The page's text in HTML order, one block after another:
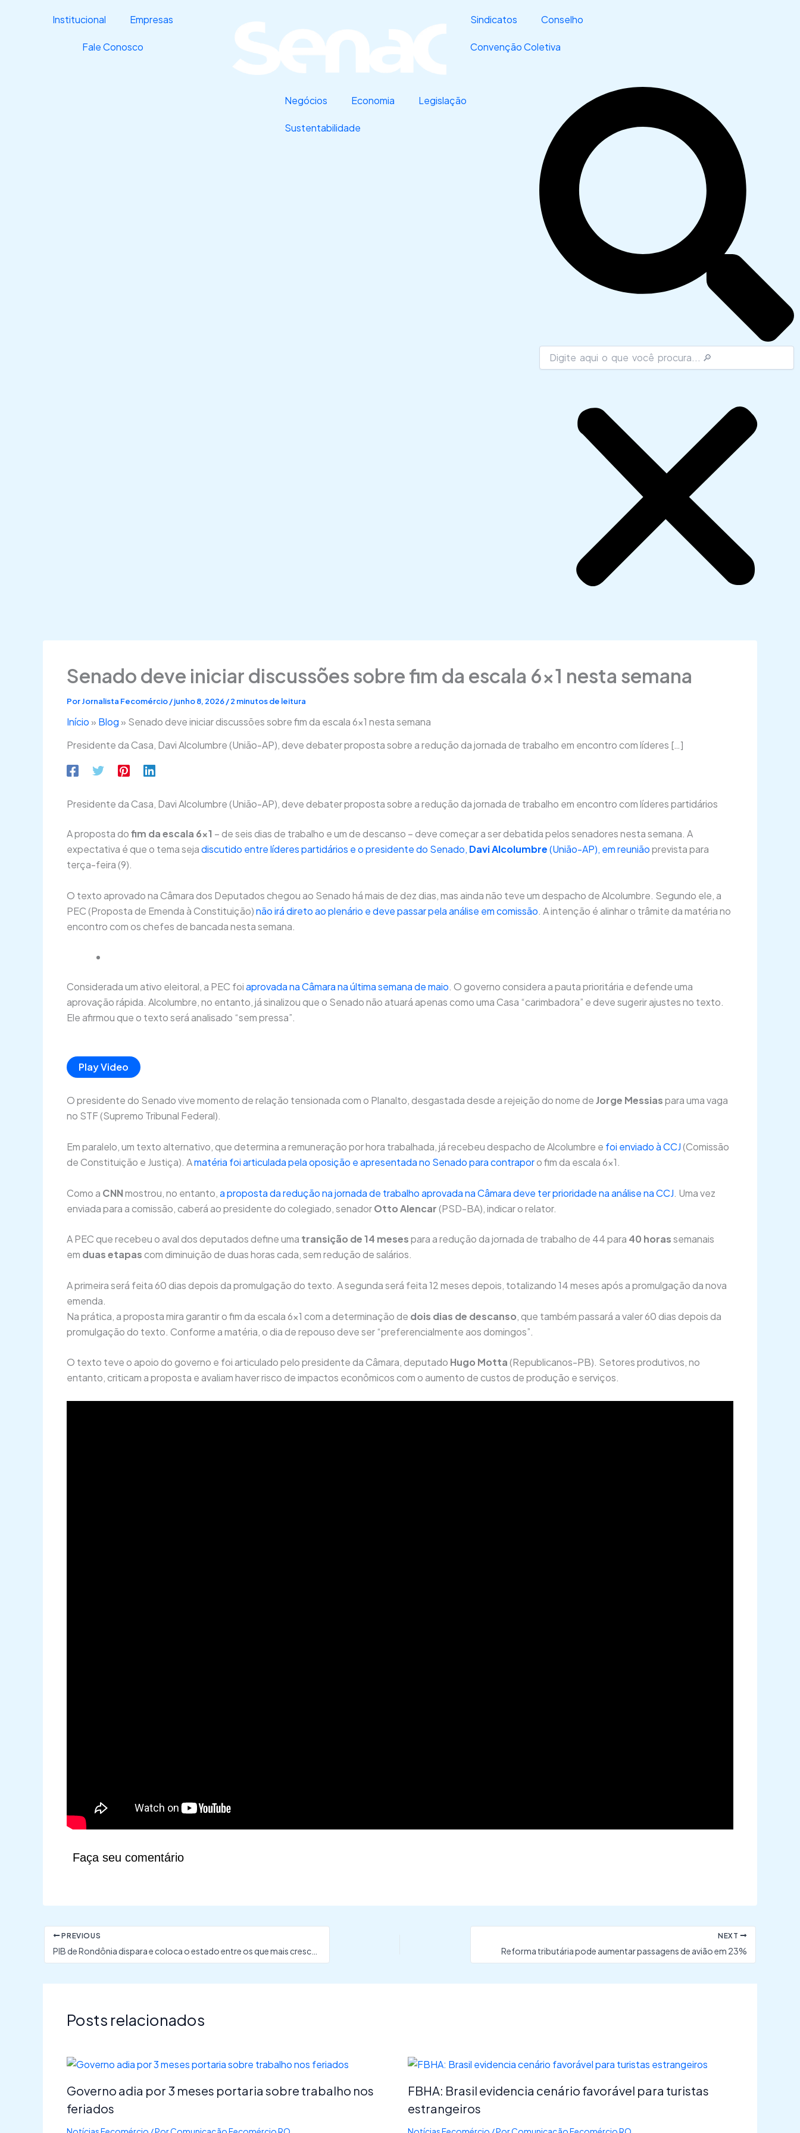
Institucional Empresas
Fale Conosco
Sindicatos Conselho
Convenção Coletiva
Negócios Economia Legislação
Sustentabilidade
Senado deve iniciar discussões sobre fim da escala 6×1 nesta semana
PorJornalista Fecomércio/junho 8, 2026/2 minutos de leitura
Início » Blog » Senado deve iniciar discussões sobre fim da escala 6×1 nesta semana
Presidente da Casa, Davi Alcolumbre (União-AP), deve debater proposta sobre a redução da jornada de trabalho em encontro com líderes […]
Presidente da Casa, Davi Alcolumbre (União-AP), deve debater proposta sobre a redução da jornada de trabalho em encontro com líderes partidários
A proposta dofim da escala 6×1 – de seis dias de trabalho e um de descanso – deve começar a ser debatida pelos senadores nesta semana. A
expectativa é que o tema sejadiscutido entre líderes partidários e o presidente do Senado, Davi Alcolumbre(União-AP), em reuniãoprevista para
terça-feira (9).
O texto aprovado na Câmara dos Deputados chegou ao Senado há mais de dez dias, mas ainda não teve um despacho de Alcolumbre. Segundo ele, a
PEC (Proposta de Emenda à Constituição)não irá direto ao plenário e deve passar pela análise em comissão. A intenção é alinhar o trâmite da matéria no
encontro com os chefes de bancada nesta semana.
Considerada um ativo eleitoral, a PEC foiaprovada na Câmara na última semana de maio. O governo considera a pauta prioritária e defende uma
aprovação rápida. Alcolumbre, no entanto, já sinalizou que o Senado não atuará apenas como uma Casa “carimbadora” e deve sugerir ajustes no texto.
Ele afirmou que o texto será analisado “sem pressa”.
Play Video
O presidente do Senado vive momento de relação tensionada com o Planalto, desgastada desde a rejeição do nome deJorge Messiaspara uma vaga
no STF (Supremo Tribunal Federal).
Em paralelo, um texto alternativo, que determina a remuneração por hora trabalhada, já recebeu despacho de Alcolumbre e foi enviado à CCJ(Comissão
de Constituição e Justiça). Amatéria foi articulada pela oposição e apresentada no Senado para contraporo fim da escala 6×1.
Como a CNNmostrou, no entanto,a proposta da redução na jornada de trabalho aprovada na Câmara deve ter prioridade na análise na CCJ. Uma vez
enviada para a comissão, caberá ao presidente do colegiado, senadorOtto Alencar(PSD-BA), indicar o relator.
A PEC que recebeu o aval dos deputados define uma transição de 14 mesespara a redução da jornada de trabalho de 44 para 40 horassemanais
em duas etapascom diminuição de duas horas cada, sem redução de salários.
A primeira será feita 60 dias depois da promulgação do texto. A segunda será feita 12 meses depois, totalizando 14 meses após a promulgação da nova
emenda.
Na prática, a proposta mira garantir o fim da escala 6×1 com a determinação de dois dias de descanso, que também passará a valer 60 dias depois da
promulgação do texto. Conforme a matéria, o dia de repouso deve ser “preferencialmente aos domingos”.
O texto teve o apoio do governo e foi articulado pelo presidente da Câmara, deputado Hugo Motta(Republicanos-PB). Setores produtivos, no
entanto, criticam a proposta e avaliam haver risco de impactos econômicos com o aumento de custos de produção e serviços.
Faça seu comentário
PREVIOUS NEXT
Reforma tributária pode aumentar passagens de avião em 23%
Posts relacionados
Governo adia por 3 meses portaria sobre trabalho nos
feriados
FBHA: Brasil evidencia cenário favorável para turistas
estrangeiros